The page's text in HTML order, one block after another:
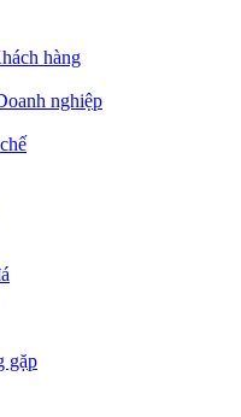
hàng
nghiệp
gặp